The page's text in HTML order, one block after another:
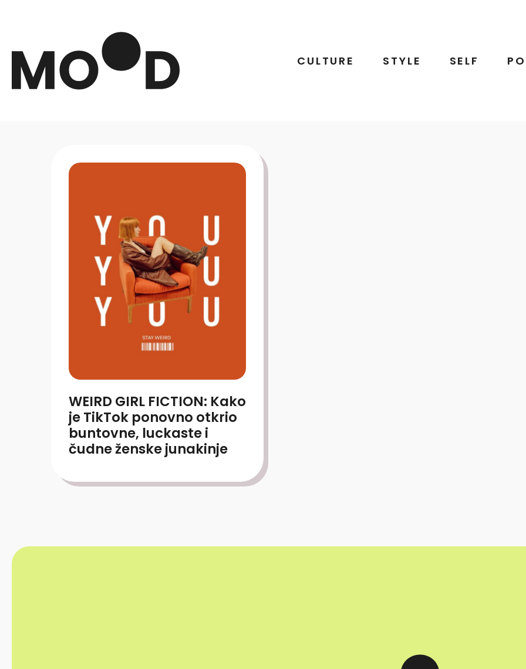
CULTURE STYLE SELF
WEIRD GIRL FICTION: Kako
je TikTok ponovno otkrio
buntovne, luckaste i
čudne ženske junakinje